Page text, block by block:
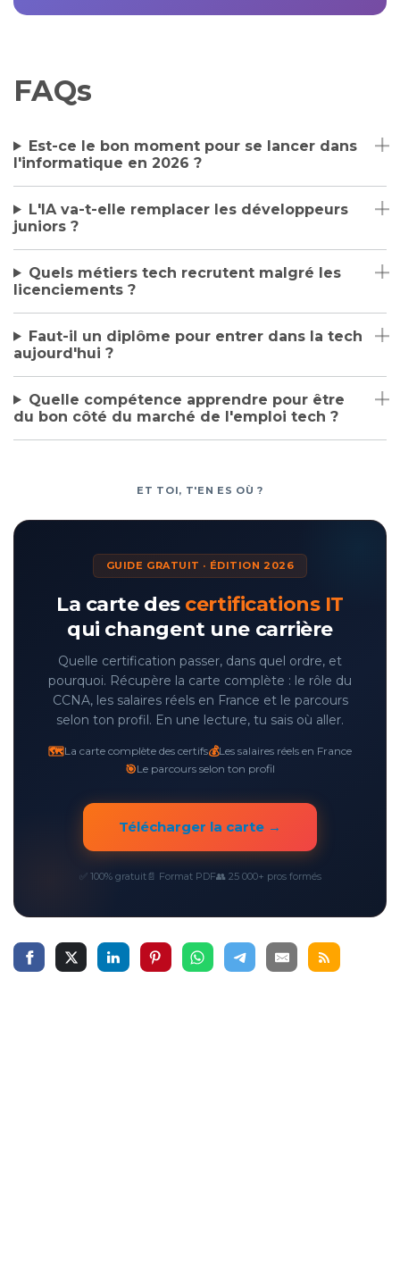
FAQs
Est-ce le bon moment pour se lancer dans
l'informatique en 2026 ?
L'IA va-t-elle remplacer les développeurs
juniors ?
Quels métiers tech recrutent malgré les
licenciements ?
Faut-il un diplôme pour entrer dans la tech
aujourd'hui ?
Quelle compétence apprendre pour être
du bon côté du marché de l'emploi tech ?
ET TOI, T'EN ES OÙ ?
GUIDE GRATUIT · ÉDITION 2026
La carte des certifications IT
qui changent une carrière
Quelle certification passer, dans quel ordre, et
pourquoi. Récupère la carte complète : le rôle du
CCNA, les salaires réels en France et le parcours
selon ton profil. En une lecture, tu sais où aller.
🗺️La carte complète des certifs💰Les salaires réels en France
🎯Le parcours selon ton profil
Télécharger la carte →
✅ 100% gratuit📄 Format PDF👥 25 000+ pros formés